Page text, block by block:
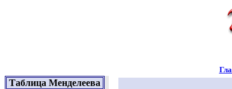
Таблица Менделеева